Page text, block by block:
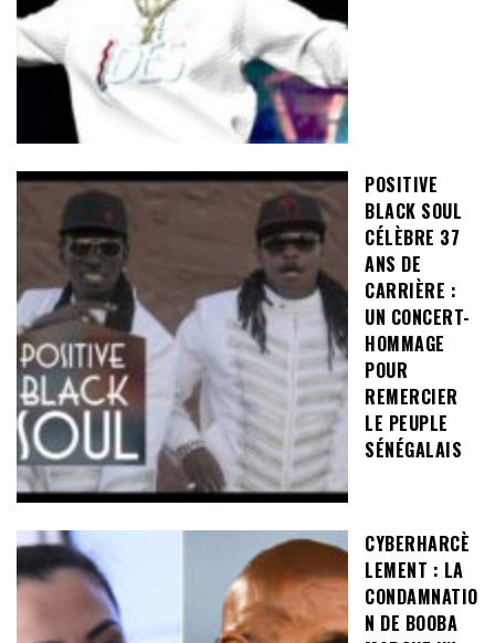
POSITIVE
BLACK SOUL
CÉLÈBRE 37
ANS DE
CARRIÈRE :
UN CONCERT-
HOMMAGE
POUR
REMERCIER
LE PEUPLE
SÉNÉGALAIS
CYBERHARCÈ
LEMENT : LA
CONDAMNATIO
N DE BOOBA